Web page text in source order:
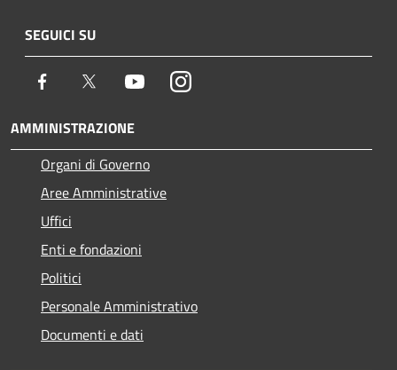
SEGUICI SU
Facebook Twitter YoutubeInstagram
AMMINISTRAZIONE
Organi di Governo
Aree Amministrative
Uffici
Enti e fondazioni
Politici
Personale Amministrativo
Documenti e dati